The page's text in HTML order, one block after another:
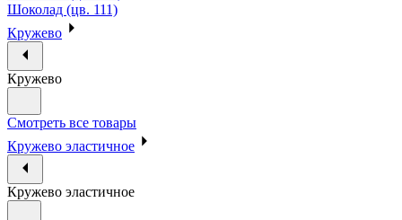
Шоколад (цв. 111)
Кружево
Кружево
Смотреть все товары
Кружево эластичное
Кружево эластичное